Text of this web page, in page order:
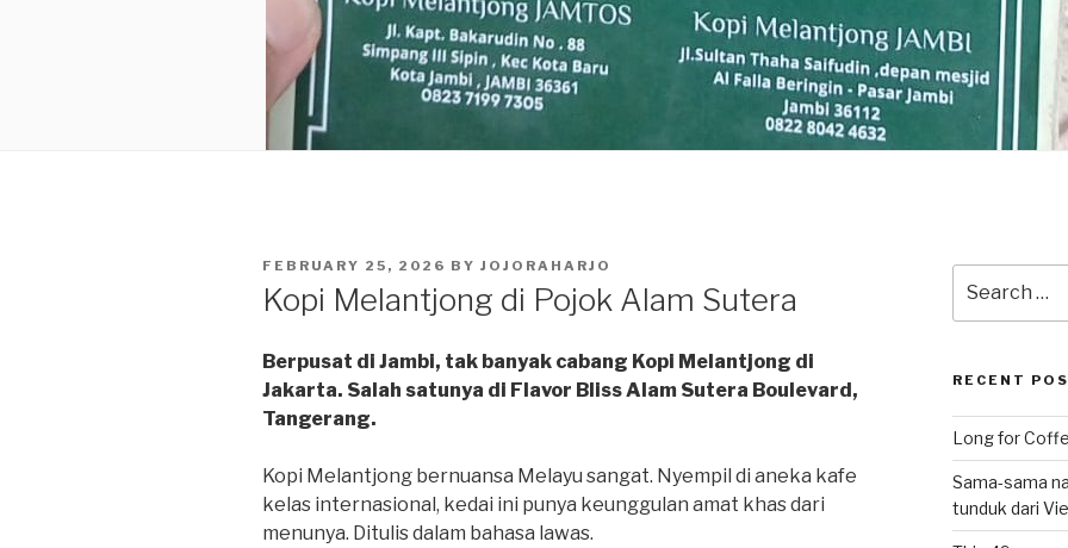
POSTED
FEBRUARY 25, 2026 BY JOJORAHARJO
Kopi Melantjong di Pojok Alam Sutera
Berpusat di Jambi, tak banyak cabang Kopi Melantjong di
Jakarta. Salah satunya di Flavor Bliss Alam Sutera Boulevard,
Tangerang.
Kopi Melantjong bernuansa Melayu sangat. Nyempil di aneka kafe
kelas internasional, kedai ini punya keunggulan amat khas dari
menunya. Ditulis dalam bahasa lawas.
for:
RECENT
Long for
Sama-sama
tunduk dari